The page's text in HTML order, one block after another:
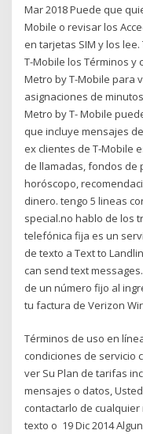
Mar 2018 Puede que
Mobile o revisar los
en tarjetas SIM y los
T-Mobile los Términos y
Metro by T-Mobile para
asignaciones de
Metro by T- Mobile
que incluye mensajes
ex clientes de T-Mobile
de llamadas, fondos de
horóscopo,
dinero. tengo 5 lineas
special.no hablo de los
telefónica fija es un
de texto a Text to
can send text
de un número fijo al
tu factura de Verizon
Términos de uso en
condiciones de servicio
ver Su Plan de tarifas
mensajes o datos,
contactarlo de
texto o 19 Dic 2014